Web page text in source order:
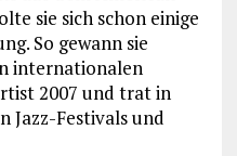
sie sich schon einige
So gewann sie
internationalen
2007 und trat in
Jazz-Festivals und